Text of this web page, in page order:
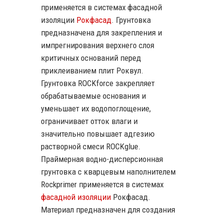
применяется в системах фасадной
изоляции Рокфасад. Грунтовка
предназначена для закрепления и
импрегнирования верхнего слоя
критичных оснований перед
приклеиванием плит Роквул.
Грунтовка ROCKforce закрепляет
обрабатываемые основания и
уменьшает их водопоглощение,
ограничивает отток влаги и
значительно повышает адгезию
растворной смеси ROCKglue.
Праймерная водно-дисперсионная
грунтовка с кварцевым наполнителем
Rockprimer применяется в системах
фасадной изоляции Рокфасад.
Материал предназначен для создания